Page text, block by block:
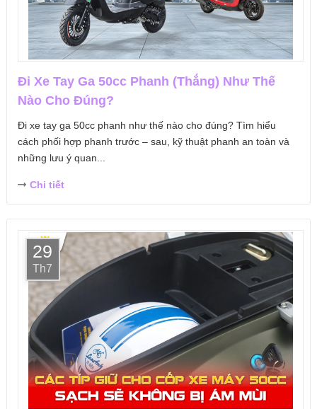
Đi Xe Tay Ga 50cc Phanh (Thắng) Như Thế
Nào Cho Đúng?
Đi xe tay ga 50cc phanh như thế nào cho đúng? Tìm hiểu
cách phối hợp phanh trước – sau, kỹ thuật phanh an toàn và
những lưu ý quan...
Chi tiết
29
Th7